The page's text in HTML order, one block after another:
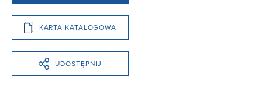
KARTA KATALOGOWA
UDOSTĘPNIJ